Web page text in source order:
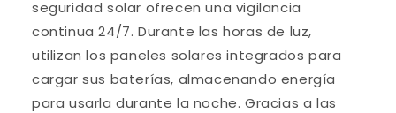
seguridad solar ofrecen una vigilancia
continua 24/7. Durante las horas de luz,
utilizan los paneles solares integrados para
cargar sus baterías, almacenando energía
para usarla durante la noche. Gracias a las